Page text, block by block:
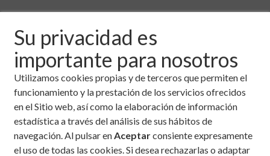
Su privacidad es
importante para nosotros
Utilizamos cookies propias y de terceros que permiten el
funcionamiento y la prestación de los servicios ofrecidos
en el Sitio web, así como la elaboración de información
estadística a través del análisis de sus hábitos de
navegación. Al pulsar enAceptarconsiente expresamente
el uso de todas las cookies. Si desea rechazarlas o adaptar
País
Provincia